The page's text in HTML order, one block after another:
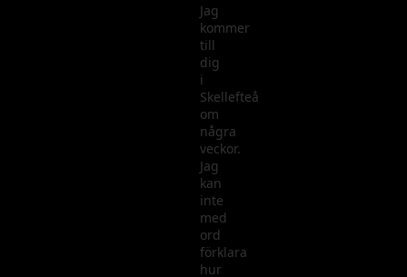
Jag
kommer
till
dig
i
Skellefteå
om
några
veckor.
Jag
kan
inte
med
ord
förklara
hur